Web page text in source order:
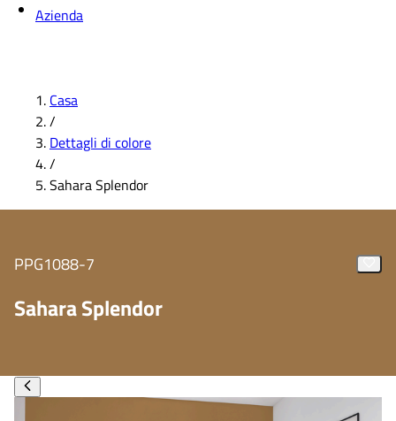
Azienda
Casa
/
Dettagli di colore
/
Sahara Splendor
PPG1088-7
Sahara Splendor